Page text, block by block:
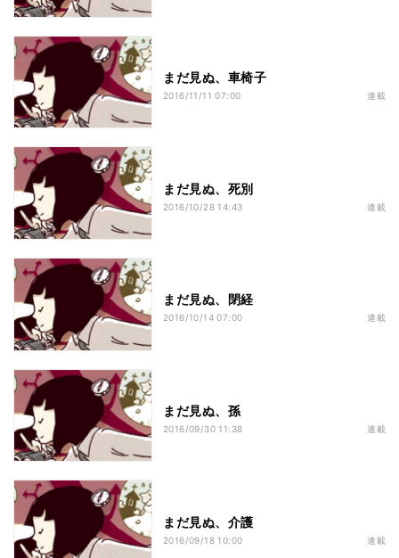
まだ見ぬ、車椅子
2016/11/11 07:00 連載
まだ見ぬ、死別
2016/10/28 14:43 連載
まだ見ぬ、閉経
2016/10/14 07:00 連載
まだ見ぬ、孫
2016/09/30 11:38 連載
まだ見ぬ、介護
2016/09/18 10:00 連載